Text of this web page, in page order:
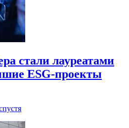
стали лауреатами
ESG-проекты